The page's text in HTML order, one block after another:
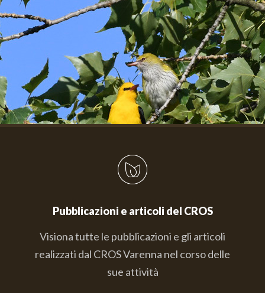
Pubblicazioni e articoli del CROS
Visiona tutte le pubblicazioni e gli articoli
realizzati dal CROS Varenna nel corso delle
sue attività